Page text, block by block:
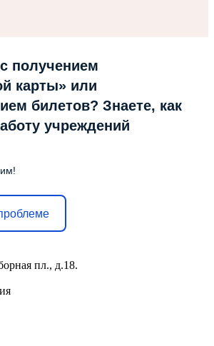
получением
карты» или
билетов? Знаете, как
учреждений
пл., д.18.